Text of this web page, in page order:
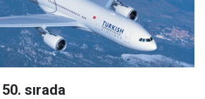
sırada